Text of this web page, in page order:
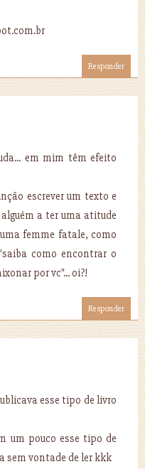
Responder
em mim têm efeito
escrever um texto e
a ter uma atitude
femme fatale, como
como encontrar o
por vc"... oi?!
Responder
esse tipo de livro
um pouco esse tipo de
sem vontade de ler kkk